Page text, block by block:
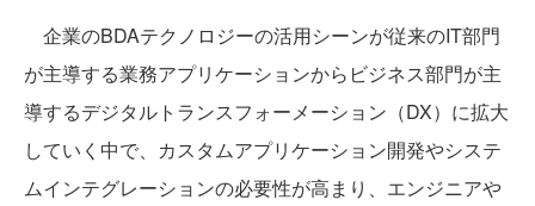
企業のBDAテクノロジーの活用シーンが従来のIT部門
が主導する業務アプリケーションからビジネス部門が主
導するデジタルトランスフォーメーション（DX）に拡大
していく中で、カスタムアプリケーション開発やシステ
ムインテグレーションの必要性が高まり、エンジニアや